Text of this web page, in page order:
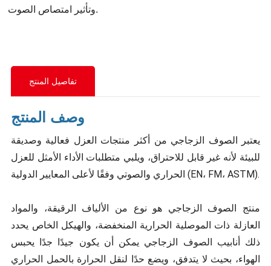
وتأثير امتصاص الصوت.
تفاصيل المنتج
وصف المنتج
يعتبر الصوف الزجاجي من أكثر منتجات العزل فعالية وصديقة
للبيئة لأنه غير قابل للاحتراق، ويلبي متطلبات الأداء الأمثل للعزل
الحراري والصوتي وفقًا لأعلى المعايير الدولية (EN، FM، ASTM).
منتج الصوف الزجاجي هو نوع من الألياف الرقيقة، والمواد
العازلة ذات الموصلية الحرارية المنخفضة، والهيكل الخاص يحدد
ذلك
أنابيب الصوف الزجاجي يمكن أن يكون جيدًا جدًا يحبس
الهواء، بحيث لا يتدفق، ويضع حدًا لنقل الحرارة بالحمل الحراري